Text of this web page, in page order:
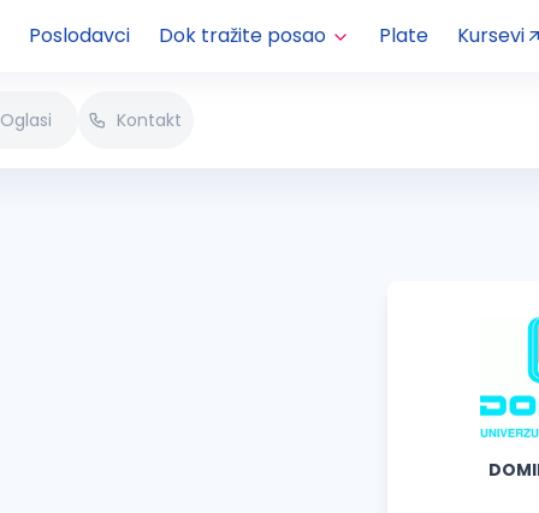
Poslodavci Dok tražite posao Plate Kursevi
Oglasi Kontakt